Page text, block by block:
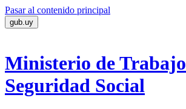
Pasar al contenido principal
gub.uy
Ministerio de Trabajo
Seguridad Social